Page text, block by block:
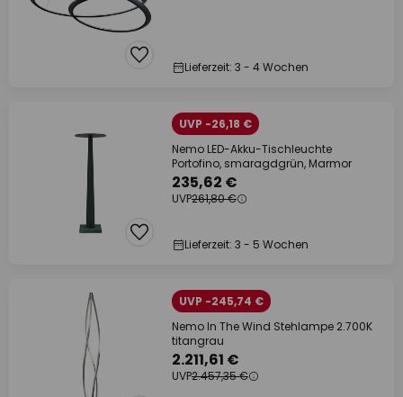
Lieferzeit: 3 - 4 Wochen
UVP -26,18 €
Nemo LED-Akku-Tischleuchte
Portofino, smaragdgrün, Marmor
235,62 €
UVP261,80 €
Lieferzeit: 3 - 5 Wochen
UVP -245,74 €
Nemo In The Wind Stehlampe 2.700K
titangrau
2.211,61 €
UVP2.457,35 €